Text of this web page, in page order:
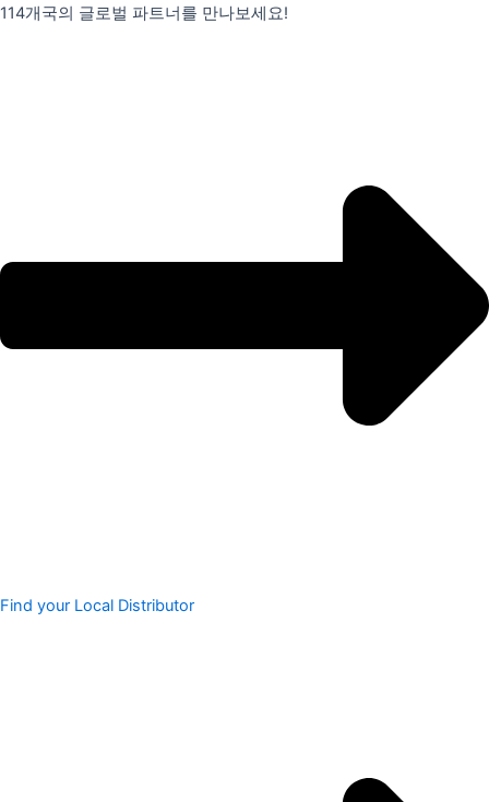
콘
114개국의 글로벌 파트너를 만나보세요!
Find your Local Distributor